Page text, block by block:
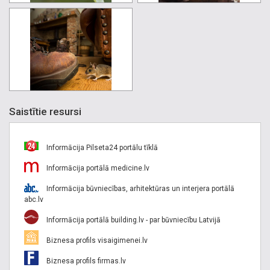
Saistītie resursi
Informācija Pilseta24 portālu tīklā
Informācija portālā medicine.lv
Informācija būvniecības, arhitektūras un interjera portālā
abc.lv
Informācija portālā building.lv - par būvniecību Latvijā
Biznesa profils visaigimenei.lv
Biznesa profils firmas.lv